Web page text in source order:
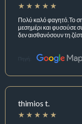
Πολύ καλό φαγητό.Το
μεσημέρι και φυσούσε
δεν αισθανόσουν τη
Πηγή:
thimios t.